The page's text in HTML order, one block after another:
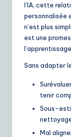
l’IA, cette
personnalisée
n’est plus
est une
Sans adapter
tenir
Sous-
Mal